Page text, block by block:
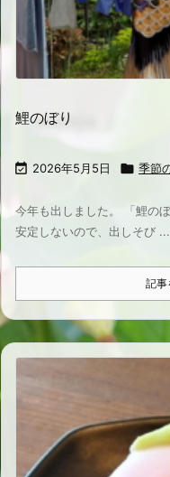
鯉のぼり
 2026年5月5日  季節
今年も出しました。 「鯉の
安定しないので、出しそび ...
記事